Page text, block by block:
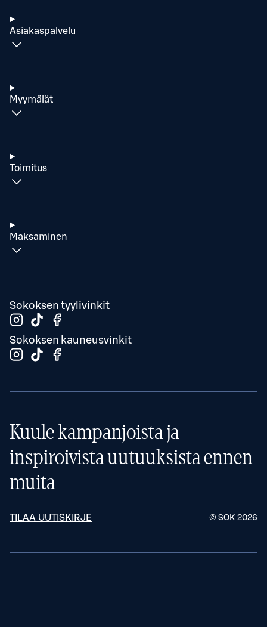
Asiakaspalvelu
Myymälät
Toimitus
Maksaminen
Sokoksen tyylivinkit
Sokoksen kauneusvinkit
Kuule kampanjoista ja
inspiroivista uutuuksista ennen
muita
TILAA UUTISKIRJE © SOK 2026